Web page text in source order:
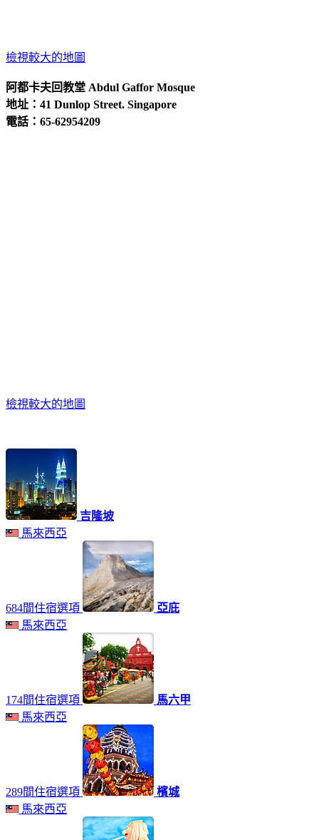
檢視較大的地圖
阿都卡夫回教堂 Abdul Gaffor Mosque
地址：41 Dunlop Street. Singapore
電話：65-62954209
檢視較大的地圖
吉隆坡
馬來西亞
684間住宿選項
亞庇
馬來西亞
174間住宿選項
馬六甲
馬來西亞
289間住宿選項
檳城
馬來西亞